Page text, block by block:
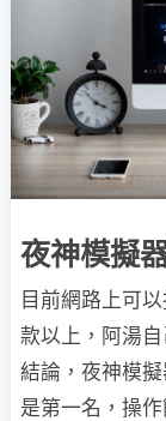
夜神模擬
目前網路上可
款以上，阿湯
結論，夜神模
是第一名，操